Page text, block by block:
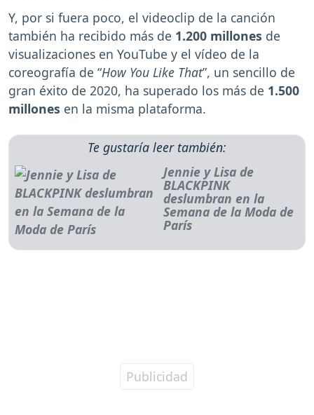
Y, por si fuera poco, el videoclip de la canción
también ha recibido más de 1.200 millones de
visualizaciones en YouTube y el vídeo de la
coreografía de “How You Like That”, un sencillo de
gran éxito de 2020, ha superado los más de 1.500
millones en la misma plataforma.
Te gustaría leer también:
Jennie y Lisa de
BLACKPINK
deslumbran en la
Semana de la Moda de
París